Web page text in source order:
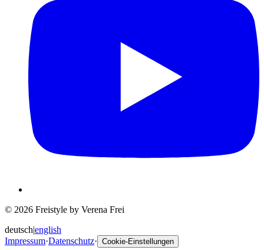
© 2026 Freistyle by Verena Frei
deutsch|english
Impressum·Datenschutz· Cookie-Einstellungen